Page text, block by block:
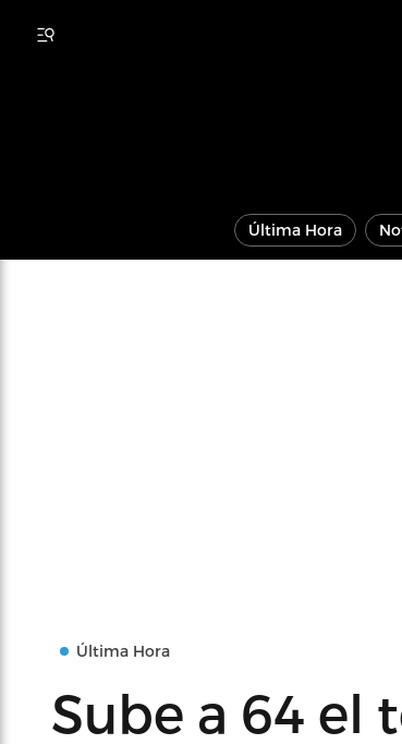
Última Hora
Última Hora
Sube a 64 el